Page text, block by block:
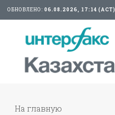
ОБНОВЛЕНО: 06.08.2026, 17:14 (АСТ)
На главную